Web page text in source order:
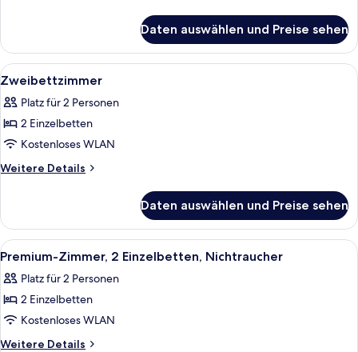
(Interconnecting)
anzeigen
1 Queen-
Bett
und
barrierefrei
(Interconnecting)
Daten auswählen und Preise sehen
Alle
Fotos
für
Zweibettzimmer
anzeigen
Ein Hotelzimmer mit zwei Betten,
5
Zweibettzimmer
Platz für 2 Personen
2 Einzelbetten
Kostenloses WLAN
Weitere Details
Weitere
Daten auswählen und Preise sehen
Alle
Fotos
für
Premium-
Zimmer,
2 Einzelbetten,
Ein Hotelzimmer mit zwei Betten,
1
Premium-Zimmer, 2 Einzelbetten, Nichtraucher
Platz für 2 Personen
2 Einzelbetten
Kostenloses WLAN
Weitere Details
Weitere